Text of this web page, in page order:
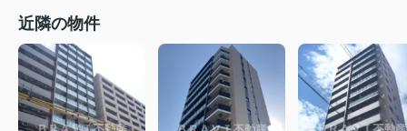
近隣の物件